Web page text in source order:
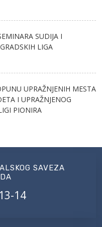
SUDIJA I
LIGA
UPRAŽNJENIH MESTA
I UPRAŽNJENOG
PIONIRA
SAVEZA
14